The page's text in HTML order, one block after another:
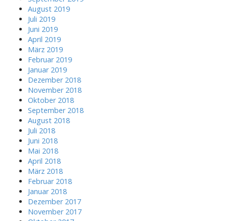
August 2019
Juli 2019
Juni 2019
April 2019
März 2019
Februar 2019
Januar 2019
Dezember 2018
November 2018
Oktober 2018
September 2018
August 2018
Juli 2018
Juni 2018
Mai 2018
April 2018
März 2018
Februar 2018
Januar 2018
Dezember 2017
November 2017